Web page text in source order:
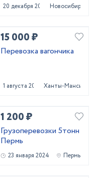
20 декабря 2023 Новосибирск
15 000 ₽
Перевозка вагончика
1 августа 2024 Ханты-Мансийск
1 200 ₽
Грузоперевозки 5тонн
Пермь
23 января 2024 Пермь